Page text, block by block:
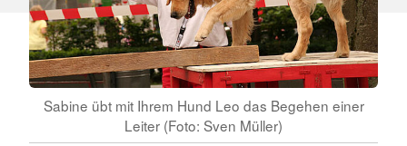
Sabine übt mit Ihrem Hund Leo das Begehen einer
Leiter (Foto: Sven Müller)